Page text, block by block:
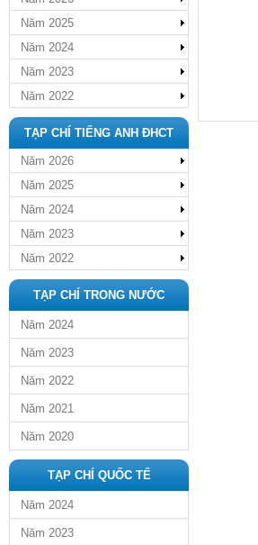
Năm 2025
Năm 2024
Năm 2023
Năm 2022
TẠP CHÍ TIẾNG ANH ĐHCT
Năm 2026
Năm 2025
Năm 2024
Năm 2023
Năm 2022
TẠP CHÍ TRONG NƯỚC
Năm 2024
Năm 2023
Năm 2022
Năm 2021
Năm 2020
TẠP CHÍ QUỐC TẾ
Năm 2024
Năm 2023